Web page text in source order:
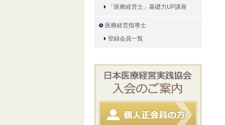
「医療経営士」基礎力UP講座
医療経営指導士
登録会員一覧